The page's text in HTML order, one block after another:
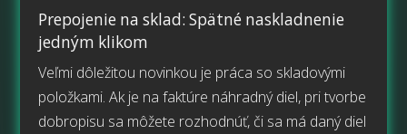
Prepojenie na sklad: Spätné naskladnenie
jedným klikom
Veľmi dôležitou novinkou je práca so skladovými
položkami. Ak je na faktúre náhradný diel, pri tvorbe
dobropisu sa môžete rozhodnúť, či sa má daný diel